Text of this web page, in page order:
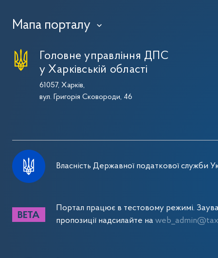
Мапа порталу ›
Головне управління ДПС
у Харківській області
61057, Харків,
вул. Григорія Сковороди, 46
Власність Державної податкової служби
Портал працює в тестовому режимі.
пропозиції надсилайте на